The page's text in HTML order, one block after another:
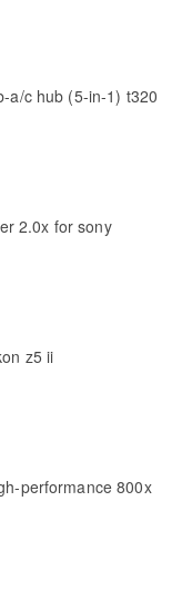
a/c hub (5-in-1) t320
2.0x for sony
z5 ii
performance 800x